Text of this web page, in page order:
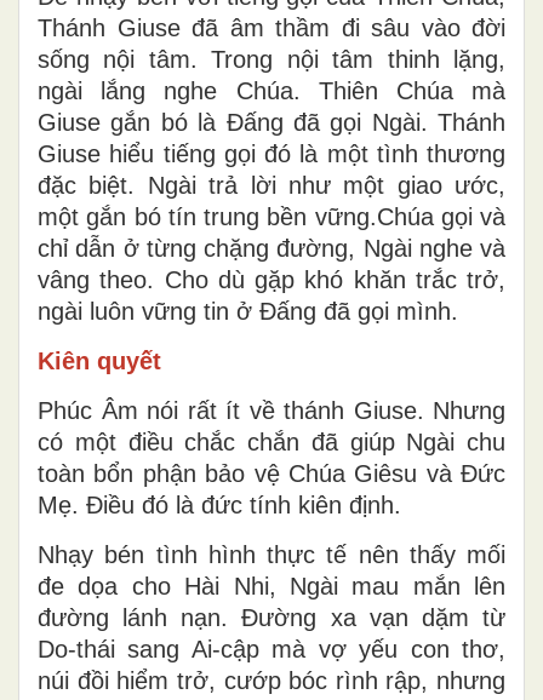
Thánh Giuse đã âm thầm đi sâu vào đời
sống nội tâm. Trong nội tâm thinh lặng,
ngài lắng nghe Chúa. Thiên Chúa mà
Giuse gắn bó là Đấng đã gọi Ngài. Thánh
Giuse hiểu tiếng gọi đó là một tình thương
đặc biệt. Ngài trả lời như một giao ước,
một gắn bó tín trung bền vững.Chúa gọi và
chỉ dẫn ở từng chặng đường, Ngài nghe và
vâng theo. Cho dù gặp khó khăn trắc trở,
ngài luôn vững tin ở Đấng đã gọi mình.
Kiên quyết
Phúc Âm nói rất ít về thánh Giuse. Nhưng
có một điều chắc chắn đã giúp Ngài chu
toàn bổn phận bảo vệ Chúa Giêsu và Đức
Mẹ. Điều đó là đức tính kiên định.
Nhạy bén tình hình thực tế nên thấy mối
đe dọa cho Hài Nhi, Ngài mau mắn lên
đường lánh nạn. Đường xa vạn dặm từ
Do-thái sang Ai-cập mà vợ yếu con thơ,
núi đồi hiểm trở, cướp bóc rình rập, nhưng